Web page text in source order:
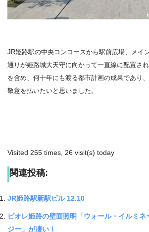
JR姫路駅の中央コンコースから駅前広場、メイ
通りが姫路城大天守に向かって一直線に配置さ
を含め、何十年にも渡る都市計画の成果であり
敬意を払いたいと思いました。
Visited 255 times, 26 visit(s) today
関連投稿:
JR姫路駅新駅ビル 12.10
ピオレ姫路の壁面照明「ウォール・イルミネ
ジー」が凄い！